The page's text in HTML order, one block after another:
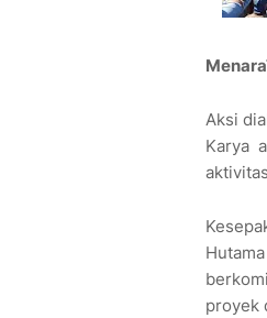
Aksi
Karya
proyek